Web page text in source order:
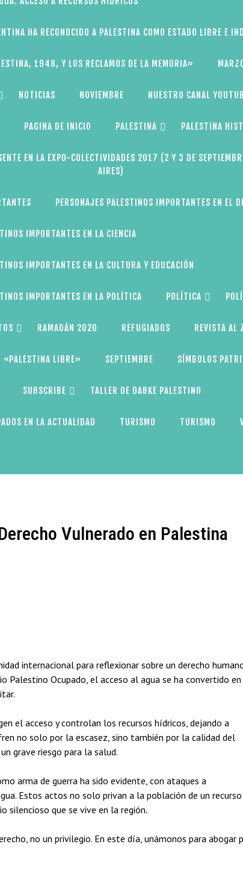
HA RECONOCIDO A PALESTINA COMO ESTADO LIBRE E
1948, Y LOS RECLAMOS DE LA MEMORIA»
NOTICIAS NOVIEMBRE NUESTRO CANAL
PAGINA DE INICIO PALESTINA PALESTINA
EN LA EXPO-COLECTIVIDADES 2017 (2 Y 3 DE
AIRES)
PERSONAJES PALESTINOS IMPORTANTES EN EL
IMPORTANTES EN LA CIENCIA
IMPORTANTES EN LA CULTURA Y EDUCACIÓN
IMPORTANTES EN LA POLÍTICA POLÍTICA
RAMADÁN 2020 REFUGIADOS REVISTA AL
«PALESTINA LIBRE» SEPTIEMBRE SÍMBOLOS
SUBSCRIBE TALLER DE DABKE PALESTINO
EN LA ACTUALIDAD TURISMO TURISMO
Vulnerado en Palestina
internacional para reflexionar sobre un derecho
Ocupado, el acceso al agua se ha convertido en
el acceso y controlan los recursos hídricos, dejando a
no solo por la escasez, sino también por la calidad del
grave riesgo para la salud.
arma de guerra ha sido evidente, con ataques a
Estos actos no solo privan a la población de un recurso
silencioso que se vive en la región.
no un privilegio. En este día, unámonos para abogar